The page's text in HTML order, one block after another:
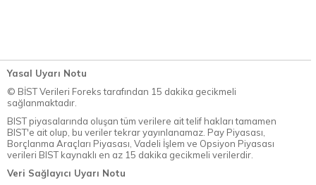
Yasal Uyarı Notu
© BİST Verileri Foreks tarafından 15 dakika gecikmeli
sağlanmaktadır.
BIST piyasalarında oluşan tüm verilere ait telif hakları tamamen
BIST'e ait olup, bu veriler tekrar yayınlanamaz. Pay Piyasası,
Borçlanma Araçları Piyasası, Vadeli İşlem ve Opsiyon Piyasası
verileri BIST kaynaklı en az 15 dakika gecikmeli verilerdir.
Veri Sağlayıcı Uyarı Notu